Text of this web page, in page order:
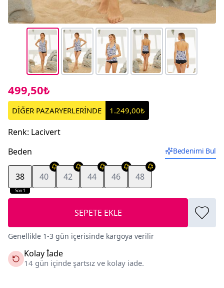
499,50₺
DİĞER PAZARYERLERİNDE 1.249,00₺
Renk: Lacivert
Beden
Bedenimi Bul
Son 1
38 40 42 44 46 48
SEPETE EKLE
Genellikle 1-3 gün içerisinde kargoya verilir
Kolay İade
14 gün içinde şartsız ve kolay iade.